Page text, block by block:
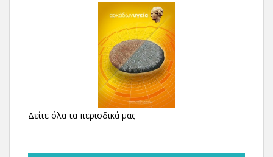
Δείτε όλα τα περιοδικά μας